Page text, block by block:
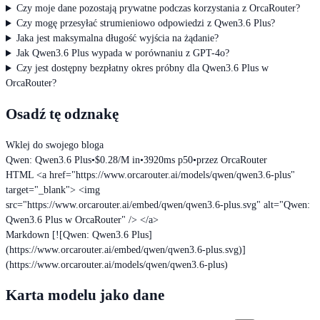
Czy moje dane pozostają prywatne podczas korzystania z OrcaRouter?
Czy mogę przesyłać strumieniowo odpowiedzi z Qwen3.6 Plus?
Jaka jest maksymalna długość wyjścia na żądanie?
Jak Qwen3.6 Plus wypada w porównaniu z GPT-4o?
Czy jest dostępny bezpłatny okres próbny dla Qwen3.6 Plus w
OrcaRouter?
Osadź tę odznakę
Wklej do swojego bloga
Qwen: Qwen3.6 Plus•$0.28/M in•3920ms p50•przez OrcaRouter
HTML <a href="https://www.orcarouter.ai/models/qwen/qwen3.6-plus"
target="_blank"> <img
src="https://www.orcarouter.ai/embed/qwen/qwen3.6-plus.svg" alt="Qwen:
Qwen3.6 Plus w OrcaRouter" /> </a>
Markdown [![Qwen: Qwen3.6 Plus]
(https://www.orcarouter.ai/embed/qwen/qwen3.6-plus.svg)]
(https://www.orcarouter.ai/models/qwen/qwen3.6-plus)
Karta modelu jako dane